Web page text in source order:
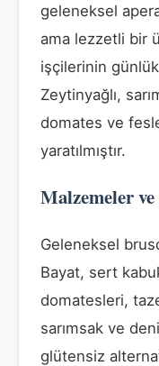
geleneksel
ama lezzetli bir
işçilerinin
Zeytinyağlı,
domates ve
yaratılmıştır.
Malzemeler
Geleneksel
Bayat, sert
domatesleri,
sarımsak ve
glütensiz